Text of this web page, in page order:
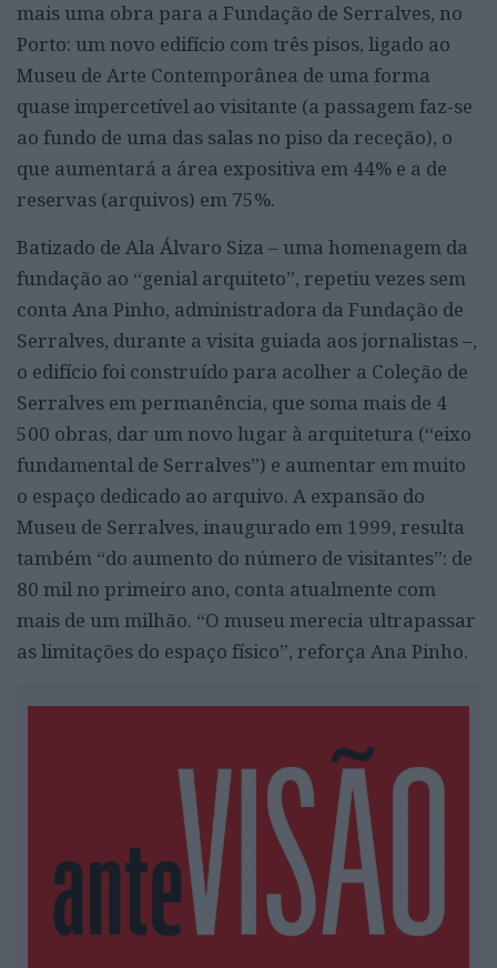
mais uma obra para a Fundação de Serralves, no
Porto: um novo edifício com três pisos, ligado ao
Museu de Arte Contemporânea de uma forma
quase impercetível ao visitante (a passagem faz-se
ao fundo de uma das salas no piso da receção), o
que aumentará a área expositiva em 44% e a de
reservas (arquivos) em 75%.
Batizado de Ala Álvaro Siza – uma homenagem da
fundação ao “genial arquiteto”, repetiu vezes sem
conta Ana Pinho, administradora da Fundação de
Serralves, durante a visita guiada aos jornalistas –,
o edifício foi construído para acolher a Coleção de
Serralves em permanência, que soma mais de 4
500 obras, dar um novo lugar à arquitetura (“eixo
fundamental de Serralves”) e aumentar em muito
o espaço dedicado ao arquivo. A expansão do
Museu de Serralves, inaugurado em 1999, resulta
também “do aumento do número de visitantes”: de
80 mil no primeiro ano, conta atualmente com
mais de um milhão. “O museu merecia ultrapassar
as limitações do espaço físico”, reforça Ana Pinho.